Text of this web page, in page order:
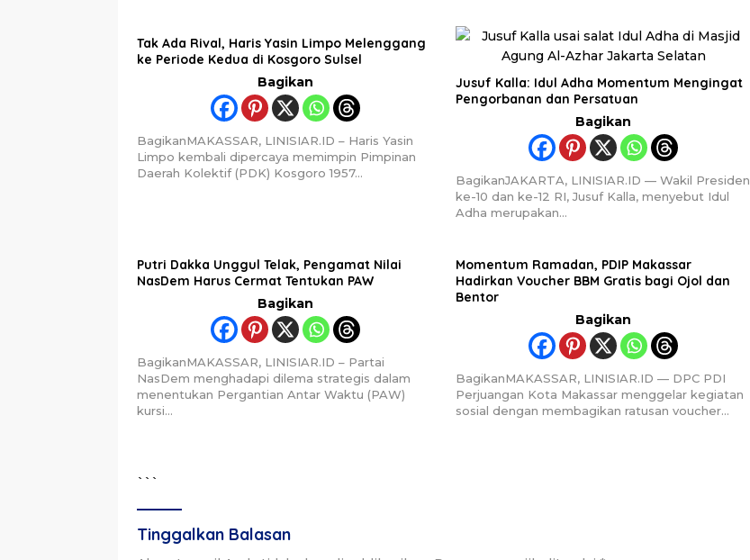
Tak Ada Rival, Haris Yasin Limpo Melenggang
ke Periode Kedua di Kosgoro Sulsel
Bagikan
BagikanMAKASSAR, LINISIAR.ID – Haris Yasin
Limpo kembali dipercaya memimpin Pimpinan
Daerah Kolektif (PDK) Kosgoro 1957…
Jusuf Kalla: Idul Adha Momentum Mengingat
Pengorbanan dan Persatuan
Bagikan
BagikanJAKARTA, LINISIAR.ID — Wakil Presiden
ke-10 dan ke-12 RI, Jusuf Kalla, menyebut Idul
Adha merupakan…
Putri Dakka Unggul Telak, Pengamat Nilai
NasDem Harus Cermat Tentukan PAW
Bagikan
BagikanMAKASSAR, LINISIAR.ID – Partai
NasDem menghadapi dilema strategis dalam
menentukan Pergantian Antar Waktu (PAW)
kursi…
Momentum Ramadan, PDIP Makassar
Hadirkan Voucher BBM Gratis bagi Ojol dan
Bentor
Bagikan
BagikanMAKASSAR, LINISIAR.ID — DPC PDI
Perjuangan Kota Makassar menggelar kegiatan
sosial dengan membagikan ratusan voucher…
```
Tinggalkan Balasan